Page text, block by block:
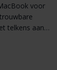
voor
telkens aan